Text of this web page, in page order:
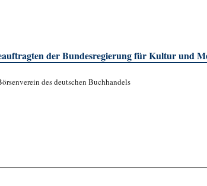
der Bundesregierung für Kultur und